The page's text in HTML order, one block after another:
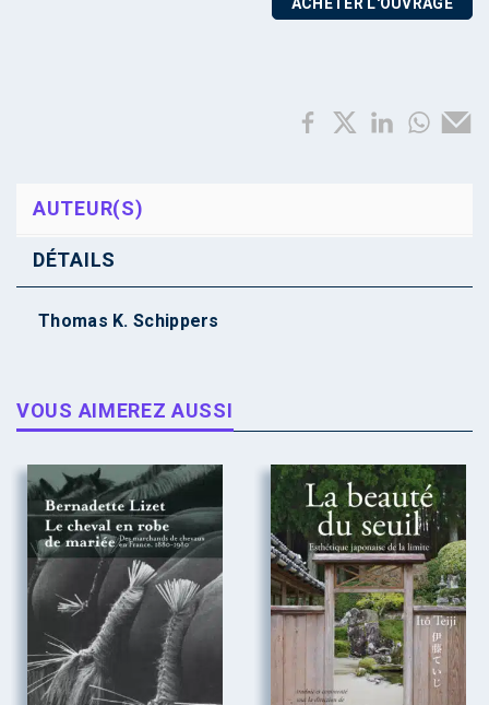
AUTEUR(S)
DÉTAILS
Thomas K. Schippers
VOUS AIMEREZ AUSSI